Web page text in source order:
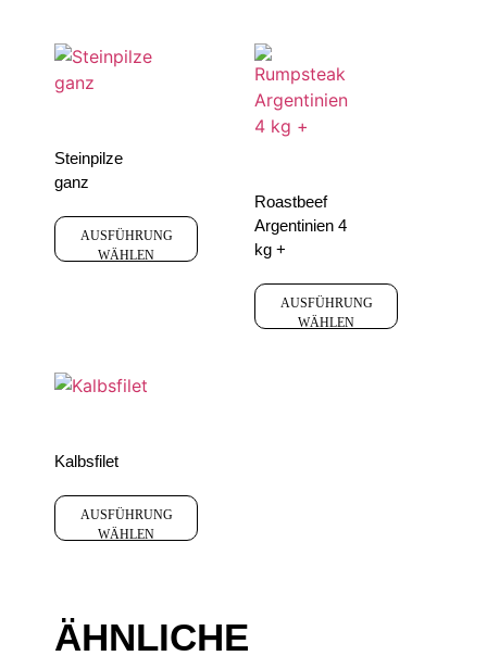
Steinpilze
ganz
AUSFÜHRUNG
WÄHLEN
Roastbeef
Argentinien 4
kg +
AUSFÜHRUNG
WÄHLEN
Kalbsfilet
AUSFÜHRUNG
WÄHLEN
ÄHNLICHE